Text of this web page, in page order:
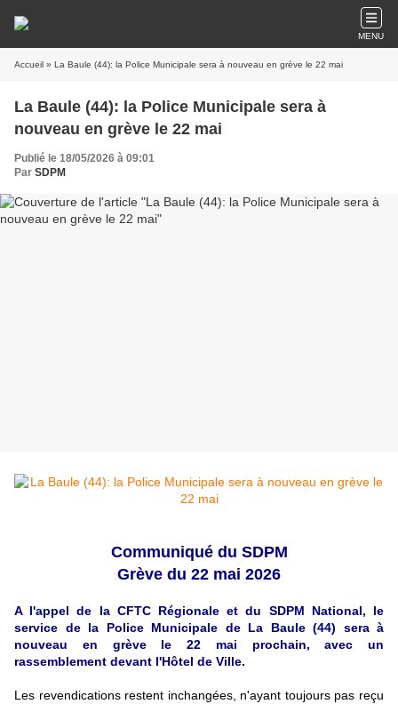
MENU
Accueil » La Baule (44): la Police Municipale sera à nouveau en grève le 22 mai
La Baule (44): la Police Municipale sera à
nouveau en grève le 22 mai
Publié le 18/05/2026 à 09:01
Par SDPM
Communiqué du SDPM
Grève du 22 mai 2026
A l'appel de la CFTC Régionale et du SDPM National, le
service de la Police Municipale de La Baule (44) sera à
nouveau en grève le 22 mai prochain, avec un
rassemblement devant l'Hôtel de Ville.
Les revendications restent inchangées, n'ayant toujours pas reçu